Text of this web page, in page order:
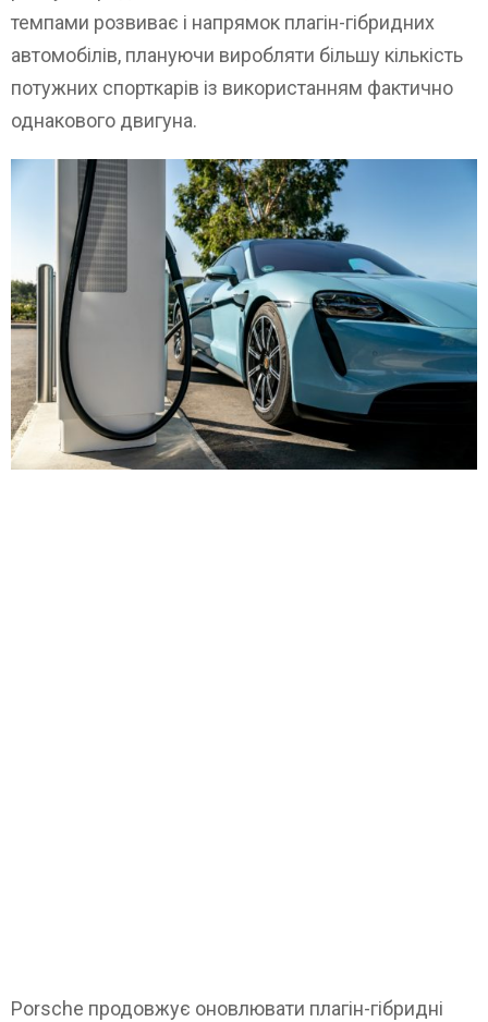
темпами розвиває і напрямок плагін-гібридних
автомобілів, плануючи виробляти більшу кількість
потужних спорткарів із використанням фактично
однакового двигуна.
Porsche продовжує оновлювати плагін-гібридні